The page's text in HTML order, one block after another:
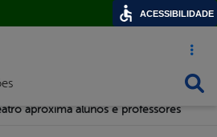
Acesso
navegação
aproxima alunos e professores
ACESSIBILIDADE